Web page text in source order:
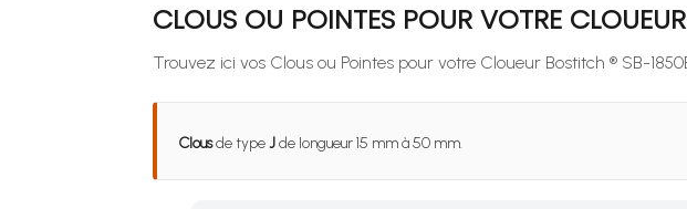
CLOUS OU POINTES POUR VOTRE
Trouvez ici vos Clous ou Pointes pour votre Cloueur Bostitch ® SB-
Clousde typeJde longueur 15 mm à 50 mm.